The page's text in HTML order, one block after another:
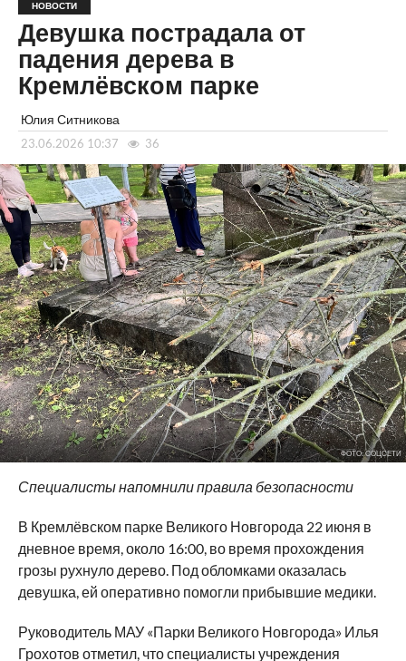
НОВОСТИ
Девушка пострадала от
падения дерева в
Кремлёвском парке
Юлия Ситникова
23.06.2026 10:37 36
ФОТО: СОЦСЕТИ
Специалисты напомнили правила безопасности
В Кремлёвском парке Великого Новгорода 22 июня в
дневное время, около 16:00, во время прохождения
грозы рухнуло дерево. Под обломками оказалась
девушка, ей оперативно помогли прибывшие медики.
Руководитель МАУ «Парки Великого Новгорода» Илья
Грохотов отметил, что специалисты учреждения